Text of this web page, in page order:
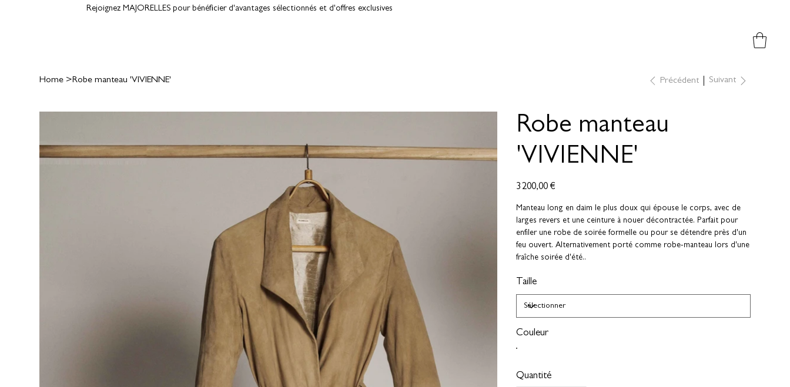
Rejoignez MAJORELLES pour bénéficier d'avantages sélectionnés et d'offres exclusives
Home >Robe manteau 'VIVIENNE' Précédent Suivant
Robe manteau
'VIVIENNE'
Prix
3 200,00 €
Manteau long en daim le plus doux qui épouse le corps, avec de
larges revers et une ceinture à nouer décontractée. Parfait pour
enfiler une robe de soirée formelle ou pour se détendre près d'un
feu ouvert. Alternativement porté comme robe-manteau lors d'une
fraîche soirée d'été..
Taille
Couleur
Quantité